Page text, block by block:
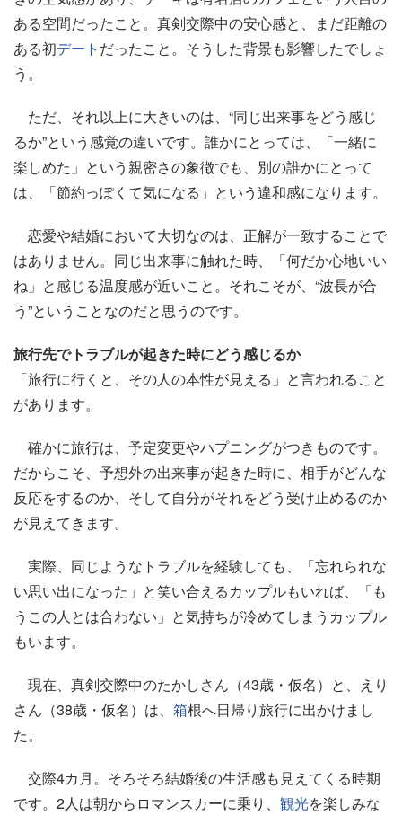
ある空間だったこと。真剣交際中の安心感と、まだ距離の
ある初デート だったこと。そうした背景も影響したでしょ
う。
ただ、それ以上に大きいのは、“同じ出来事をどう感じ
るか”という感覚の違いです。誰かにとっては、「一緒に
楽しめた」という親密さの象徴でも、別の誰かにとって
は、「節約っぽくて気になる」という違和感になります。
恋愛や結婚において大切なのは、正解が一致することで
はありません。同じ出来事に触れた時、「何だか心地いい
ね」と感じる温度感が近いこと。それこそが、“波長が合
う”ということなのだと思うのです。
旅行先でトラブルが起きた時にどう感じるか
「旅行に行くと、その人の本性が見える」と言われること
があります。
確かに旅行は、予定変更やハプニングがつきものです。
だからこそ、予想外の出来事が起きた時に、相手がどんな
反応をするのか、そして自分がそれをどう受け止めるのか
が見えてきます。
実際、同じようなトラブルを経験しても、「忘れられな
い思い出になった」と笑い合えるカップルもいれば、「も
うこの人とは合わない」と気持ちが冷めてしまうカップル
もいます。
現在、真剣交際中のたかしさん（43歳・仮名）と、えり
さん（38歳・仮名）は、 箱根へ日帰り旅行に出かけまし
た。
交際4カ月。そろそろ結婚後の生活感も見えてくる時期
です。2人は朝からロマンスカーに乗り、 観光を楽しみな